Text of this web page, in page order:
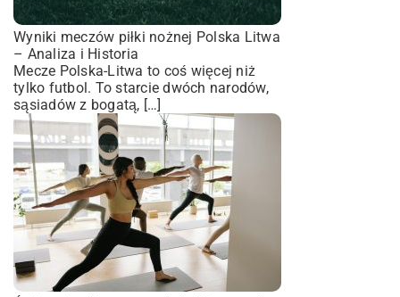
Wyniki meczów piłki nożnej Polska Litwa
– Analiza i Historia
Mecze Polska-Litwa to coś więcej niż
tylko futbol. To starcie dwóch narodów,
sąsiadów z bogatą, […]